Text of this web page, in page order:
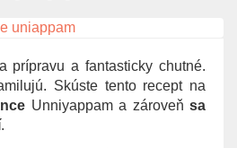
prípravu a fantasticky chutné.
Skúste tento recept na
Unniyappam a zároveň sa
.